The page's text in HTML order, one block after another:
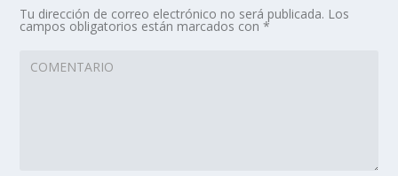
Tu dirección de correo electrónico no será publicada. Los
campos obligatorios están marcados con*